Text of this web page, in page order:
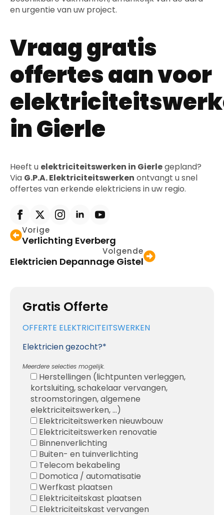
Gratis Offerte
OFFERTE ELEKTRICITEITSWERKEN
Elektricien gezocht?*
Meerdere selecties mogelijk.
Herstellingen (lichtpunten verleggen,
kortsluiting, schakelaar vervangen,
stroomstoringen, algemene
elektriciteitswerken, ...)
Elektriciteitswerken nieuwbouw
Elektriciteitswerken renovatie
Binnenverlichting
Buiten- en tuinverlichting
Telecom bekabeling
Domotica / automatisatie
Werfkast plaatsen
Elektriciteitskast plaatsen
Elektriciteitskast vervangen
en urgentie van uw project.
Vraag gratis
offertes aan voor
in Gierle
Heeft u elektriciteitswerken in Gierlegepland?
Via G.P.A. Elektriciteitswerken ontvangt u snel
offertes van erkende elektriciens in uw regio.
Vorige
Verlichting Everberg
Volgende
Elektricien Depannage Gistel